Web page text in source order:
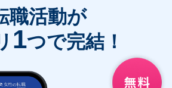
職活動が
1つで完結！